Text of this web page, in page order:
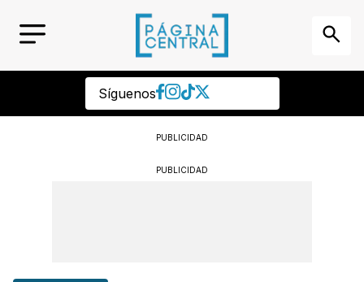
Síguenos
PUBLICIDAD
PUBLICIDAD